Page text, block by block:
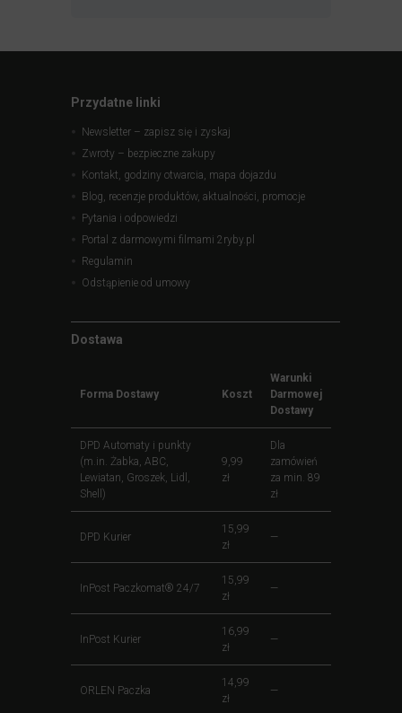
Przydatne linki
Newsletter – zapisz się i zyskaj
Zwroty – bezpieczne zakupy
Kontakt, godziny otwarcia, mapa dojazdu
Blog, recenzje produktów, aktualności, promocje
Pytania i odpowiedzi
Portal z darmowymi filmami 2ryby.pl
Regulamin
Odstąpienie od umowy
Dostawa
Forma Dostawy Koszt
Warunki
Darmowej
Dostawy
DPD Automaty i punkty
(m.in. Żabka, ABC,
Lewiatan, Groszek, Lidl,
Shell)
9,99
zł
Dla
zamówień
za min. 89
zł
DPD Kurier
15,99
zł
—
InPost Paczkomat® 24/7
15,99
zł
—
InPost Kurier
16,99
zł
—
ORLEN Paczka
14,99
zł
—